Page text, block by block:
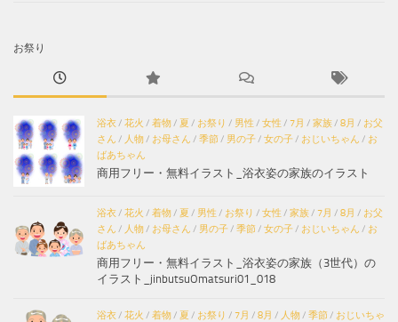
お祭り
浴衣 / 花火 / 着物 / 夏 / お祭り / 男性 / 女性 / 7月 / 家族 / 8月 / お父
さん / 人物 / お母さん / 季節 / 男の子 / 女の子 / おじいちゃん / お
ばあちゃん
商用フリー・無料イラスト_浴衣姿の家族のイラスト
浴衣 / 花火 / 着物 / 夏 / 男性 / お祭り / 女性 / 家族 / 7月 / 8月 / お父
さん / 人物 / お母さん / 男の子 / 季節 / 女の子 / おじいちゃん / お
ばあちゃん
商用フリー・無料イラスト_浴衣姿の家族（3世代）の
イラスト_jinbutsuOmatsuri01_018
浴衣 / 花火 / 着物 / 夏 / お祭り / 7月 / 8月 / 人物 / 季節 / おじいちゃ